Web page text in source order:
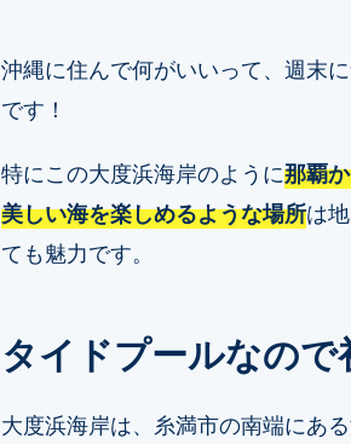
沖縄に住んで何がいいって、週末
です！
特にこの大度浜海岸のように那覇
美しい海を楽しめるような場所は
ても魅力です。
タイドプールなの
大度浜海岸は、糸満市の南端にある